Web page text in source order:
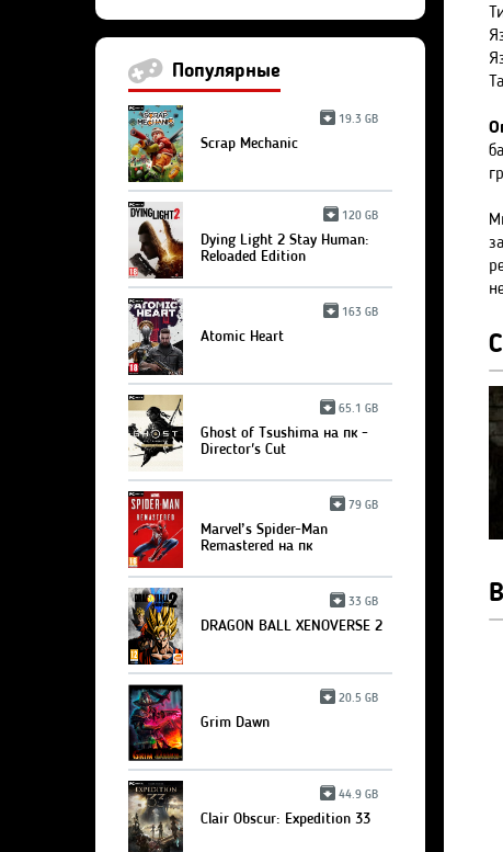
Популярные
19.3 GB
Scrap Mechanic
120 GB
Dying Light 2 Stay Human:
Reloaded Edition
163 GB
Atomic Heart
65.1 GB
Ghost of Tsushima на пк -
Director's Cut
79 GB
Marvel’s Spider-Man
Remastered на пк
33 GB
DRAGON BALL XENOVERSE 2
20.5 GB
Grim Dawn
44.9 GB
Clair Obscur: Expedition 33